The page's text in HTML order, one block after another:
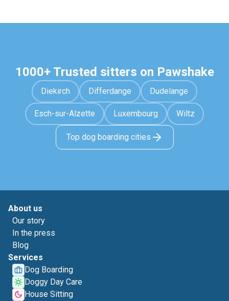
1000+ Trusted sitters on Pawshake
Diekirch Differdange Dudelange
Esch-sur-Alzette Luxembourg Wiltz
Top dog boarding cities
About us
Our story
In the press
Blog
Services
Dog Boarding
Doggy Day Care
House Sitting